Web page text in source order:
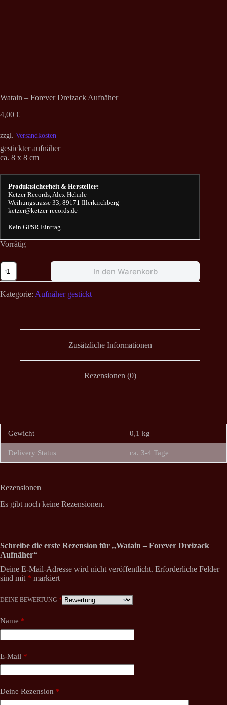
Watain – Forever Dreizack Aufnäher
4,00 €
zzgl. Versandkosten
gestickter aufnäher
ca. 8 x 8 cm
Produktsicherheit & Hersteller:
Ketzer Records, Alex Hehnle
Weihungstrasse 33, 89171 Illerkirchberg
ketzer@ketzer-records.de
Kein GPSR Eintrag.
Vorrätig
Watain
Forever
Dreizack
Aufnäher
In den Warenkorb
Kategorie: Aufnäher gestickt
Zusätzliche Informationen
Rezensionen (0)
Gewicht 0,1 kg
Delivery Status ca. 3-4 Tage
Rezensionen
Es gibt noch keine Rezensionen.
Schreibe die erste Rezension für „Watain – Forever Dreizack
Aufnäher“
Deine E-Mail-Adresse wird nicht veröffentlicht. Erforderliche Felder
sind mit * markiert
DEINE BEWERTUNG *
Name *
E-Mail *
Deine Rezension *